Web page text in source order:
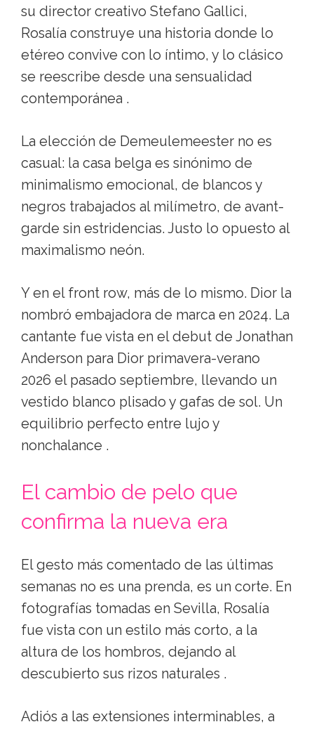
su director creativo Stefano Gallici,
Rosalía construye una historia donde lo
etéreo convive con lo íntimo, y lo clásico
se reescribe desde una sensualidad
contemporánea .
La elección de Demeulemeester no es
casual: la casa belga es sinónimo de
minimalismo emocional, de blancos y
negros trabajados al milímetro, de avant-
garde sin estridencias. Justo lo opuesto al
maximalismo neón.
Y en el front row, más de lo mismo. Dior la
nombró embajadora de marca en 2024. La
cantante fue vista en el debut de Jonathan
Anderson para Dior primavera-verano
2026 el pasado septiembre, llevando un
vestido blanco plisado y gafas de sol. Un
equilibrio perfecto entre lujo y
nonchalance .
El cambio de pelo que
confirma la nueva era
El gesto más comentado de las últimas
semanas no es una prenda, es un corte. En
fotografías tomadas en Sevilla, Rosalía
fue vista con un estilo más corto, a la
altura de los hombros, dejando al
descubierto sus rizos naturales .
Adiós a las extensiones interminables, a